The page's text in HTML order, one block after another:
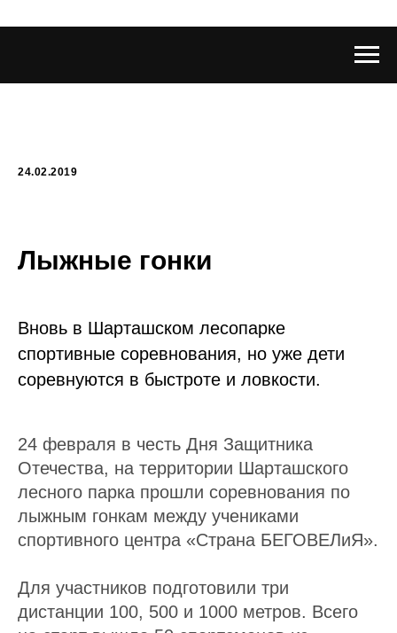
24.02.2019
Лыжные гонки
Вновь в Шарташском лесопарке
спортивные соревнования, но уже дети
соревнуются в быстроте и ловкости.
24 февраля в честь Дня Защитника
Отечества, на территории Шарташского
лесного парка прошли соревнования по
лыжным гонкам между учениками
спортивного центра «Страна БЕГОВЕЛиЯ».
Для участников подготовили три
дистанции 100, 500 и 1000 метров. Всего